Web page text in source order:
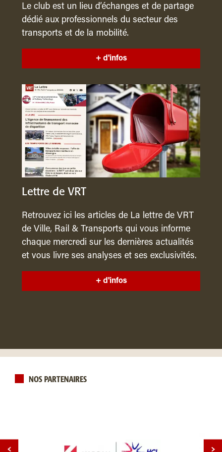
Le club est un lieu d’échanges et de partage
dédié aux professionnels du secteur des
transports et de la mobilité.
+ d'infos
Lettre de VRT
Retrouvez ici les articles de La lettre de VRT
de Ville, Rail & Transports qui vous informe
chaque mercredi sur les dernières actualités
et vous livre ses analyses et ses exclusivités.
+ d'infos
NOS PARTENAIRES